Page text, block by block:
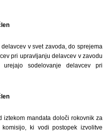
v svet zavoda, do sprejema
pri upravljanju delavcev v zavodu
sodelovanje delavcev pri
mandata določi rokovnik za
ki vodi postopek izvolitve